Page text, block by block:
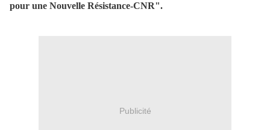
pour une Nouvelle Résistance-CNR".
Publicité